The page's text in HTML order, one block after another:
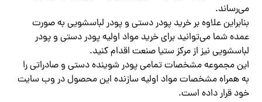
می‌رساند.
بنابراین علاوه بر خرید پودر دستی و پودر لباسشویی به صورت
عمده شما می‌توانید برای خرید مواد اولیه پودر دستی و پودر
لباسشویی نیز از مرکز ستیا صنعت اقدام کنید.
این مجموعه مشخصات تمامی پودر شوینده دستی و صادراتی را
به همراه مشخصات مواد اولیه سازنده این محصول در وب سایت
خود قرار داده است.